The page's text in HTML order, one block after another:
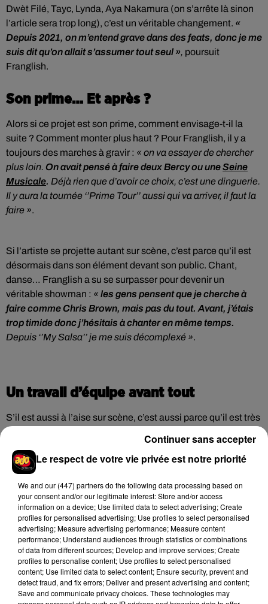
Dwèt Filé, Tayc, Lynda, Aya Nakamura (on s’arrête là sinon
l’article sera trop long), c’est un véritable changement. «
Depuis 2021, on m’entend grave dans des feats, donc je me
suis dit qu’on allait s’assumer tout seul », poursuit
Franglish.
Son prime… Et après ?
Alors si ce projet est son prime, comment envisage-t-il la
suite ? Comment monter plus haut ? Pour Franglish, il y a
toujours des marches à gravir : « on va essayer de chercher
plus loin. On avait pensé à faire deux Bercy ou uneSeine
Musicale. Déjà rien que d’avoir ce choix, c’est une dinguerie.
Il y aura la tournée ‘’Prime Tour’’ aussi qui va arriver, il faut la
faire ».
Si l’artiste se projette autant sur scène, c’est parce qu’il est
désormais dans son élément devant son public. Chant,
danse… Franglish a su se surpasser pour devenir un
véritable showman : « les gens pensent que je cherche à
faire comme Chris Brown, mais pas du tout. Avant, j’étais
trop timide donc j’hésitais à chanter en même temps.
Depuis ‘’My Salsa’’ je me suis décomplexé ».
Un travail d’équipe avant tout
S’il est aussi à l’aise sur scène, c’est aussi parce qu’il est très
explosion de spectacle, de la danse de tous les côtés. Pour
celui qui« sait ce que c’est d’être au second plan », il a
toujours à cœur de
, de mettre en avant ses danseurs et danseuses pour que
tout le monde kiffe ».
« J’ai pas envie que tu viennes travailler avec
Franglish en disant ‘’oh il est relou’’»,
Franglish sur Ado.
Le respect de votre vie privée est notre priorité
We and our (447) partnersdo the following data processing based on
your consent and/or our legitimate interest: Store and/or access
information on a device; Use limited data to select advertising; Create
profiles for personalised advertising; Use profiles to select personalised
advertising; Measure advertising performance; Measure content
performance; Understand audiences through statistics or combinations
of data from different sources; Develop and improve services; Create
profiles to personalise content; Use profiles to select personalised
content; Use limited data to select content; Ensure security, prevent and
detect fraud, and fix errors; Deliver and present advertising and content;
Save and communicate privacy choices. These technologies may
Continuer sans accepter